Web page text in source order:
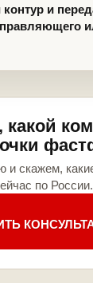
и
и скажем,
по России.